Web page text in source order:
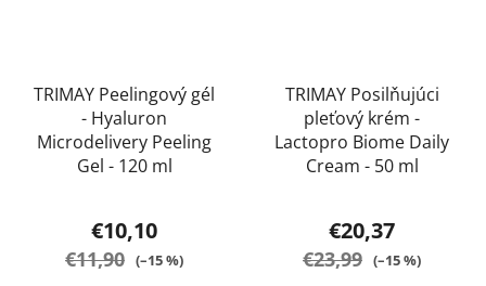
TRIMAY Peelingový gél
- Hyaluron
Microdelivery Peeling
Gel - 120 ml
hodnotenie
produktu
€10,10
€11,90 (–15 %)
TRIMAY Posilňujúci
pleťový krém -
Lactopro Biome Daily
Cream - 50 ml
hodnotenie
produktu
€20,37
€23,99 (–15 %)